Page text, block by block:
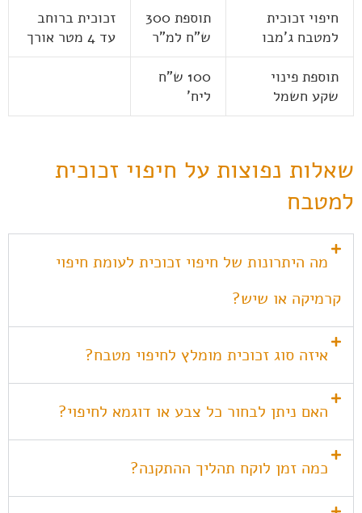
חיפוי זכוכית
למטבח ג'מבו
תוספת 300
ש"ח למ"ר
זכוכית ברוחב
עד 4 מטר אורך
תוספת פינוי
שקע חשמל
100 ש"ח
ליח'
שאלות נפוצות על חיפוי זכוכית
למטבח
מה היתרונות של חיפוי זכוכית לעומת חיפוי
קרמיקה או שיש?
איזה סוג זכוכית מומלץ לחיפוי מטבח?
האם ניתן לבחור כל צבע או דוגמא לחיפוי?
כמה זמן לוקח תהליך ההתקנה?